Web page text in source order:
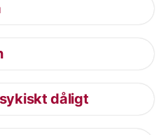
dåligt